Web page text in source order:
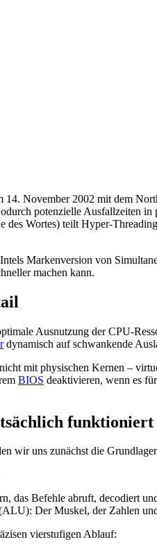
14. November 2002 mit dem
potenzielle Ausfallzeiten in
des Wortes) teilt Hyper-
Markenversion von
machen kann.
Ausnutzung der CPU-
dynamisch auf schwankende
mit physischen Kernen –
BIOS deaktivieren, wenn es
funktioniert
wir uns zunächst die
das Befehle abruft, decodiert
Der Muskel, der Zahlen
vierstufigen Ablauf: